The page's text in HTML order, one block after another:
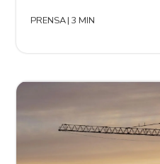
PRENSA| 3 MIN